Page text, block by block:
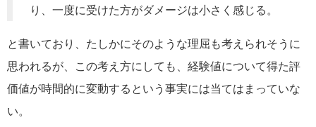
り、一度に受けた方がダメージは小さく感じる。
と書いており、たしかにそのような理屈も考えられそうに
思われるが、この考え方にしても、経験値について得た評
価値が時間的に変動するという事実には当てはまっていな
い。